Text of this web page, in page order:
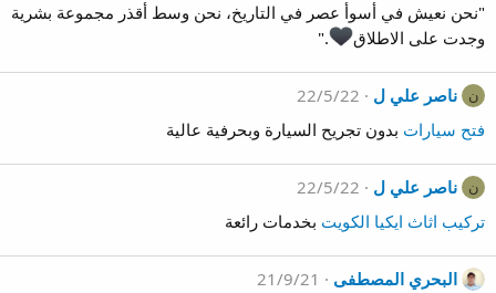
‏"نحن نعيش في أسوأ عصر في التاريخ، نحن وسط أقذر مجموعة بشرية
وجدت على الاطلاق
."
ن ناصر علي ل
22/5/22
فتح سيارات بدون تجريح السيارة وبحرفية عالية
ن ناصر علي ل
22/5/22
تركيب اثاث ايكيا الكويت بخدمات رائعة
البحري المصطفى
21/9/21